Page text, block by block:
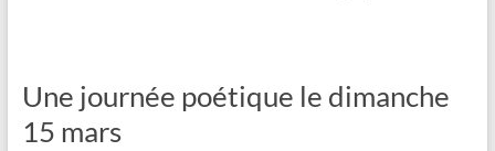
Une journée poétique le dimanche
15 mars